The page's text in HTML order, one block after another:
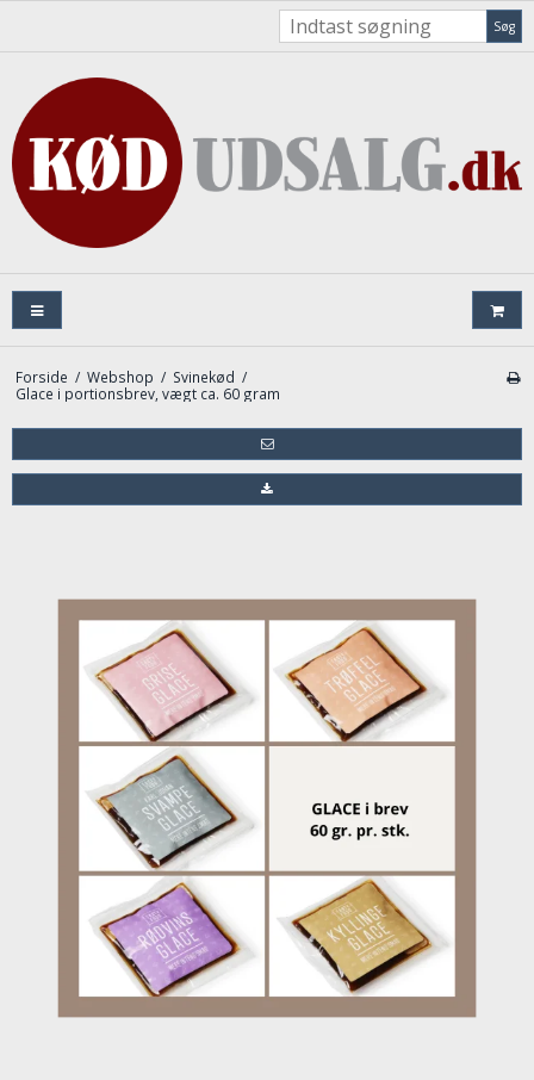
Søg
Forside / Webshop / Svinekød /
Glace i portionsbrev, vægt ca. 60 gram